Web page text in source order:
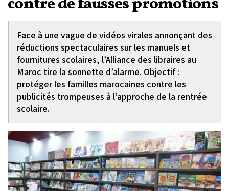
Face à une vague de vidéos virales annonçant des
réductions spectaculaires sur les manuels et
fournitures scolaires, l’Alliance des libraires au
Maroc tire la sonnette d’alarme. Objectif :
protéger les familles marocaines contre les
publicités trompeuses à l’approche de la rentrée
scolaire.